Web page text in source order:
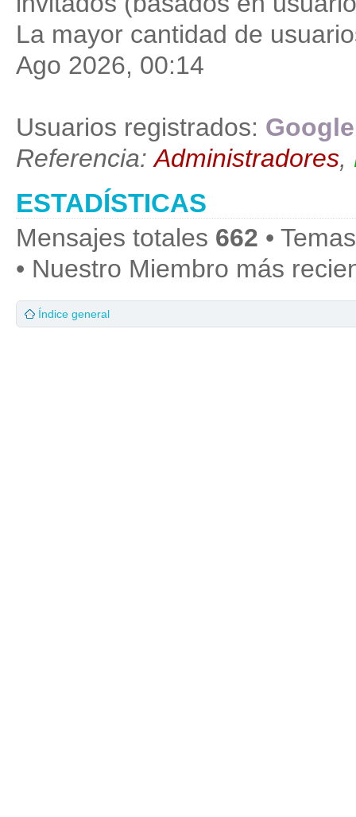
La mayor cantidad de
Ago 2026, 00:14
Usuarios registrados:
Referencia:Administradores,
ESTADÍSTICAS
Mensajes totales 662 •
• Nuestro Miembro más
Índice general